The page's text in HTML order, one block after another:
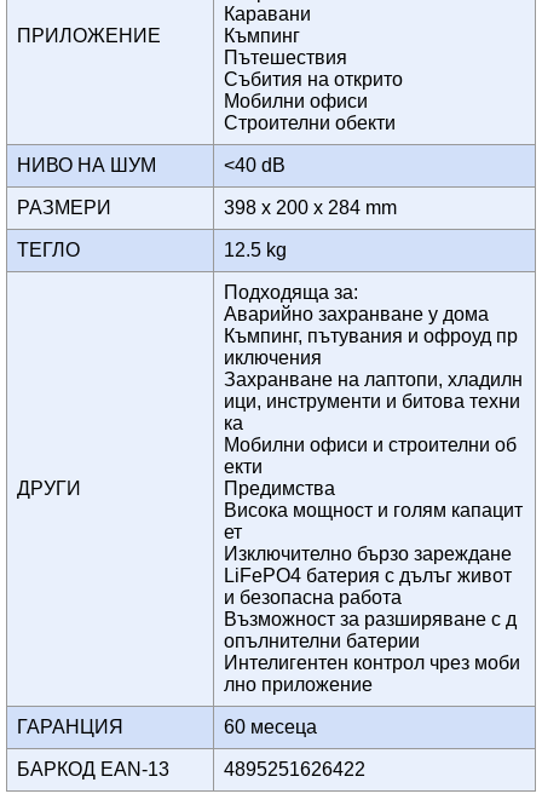
ПРИЛОЖЕНИЕ
Каравани
Къмпинг
Пътешествия
Събития на открито
Мобилни офиси
Строителни обекти
НИВО НА ШУМ <40 dB
РАЗМЕРИ 398 x 200 x 284 mm
ТЕГЛО 12.5 kg
ДРУГИ
Подходяща за:
Аварийно захранване у дома
Къмпинг, пътувания и офроуд пр
иключения
Захранване на лаптопи, хладилн
ици, инструменти и битова техни
ка
Мобилни офиси и строителни об
екти
Предимства
Висока мощност и голям капацит
ет
Изключително бързо зареждане
LiFePO4 батерия с дълъг живот
и безопасна работа
Възможност за разширяване с д
опълнителни батерии
Интелигентен контрол чрез моби
лно приложение
ГАРАНЦИЯ 60 месеца
БАРКОД EAN-13 4895251626422